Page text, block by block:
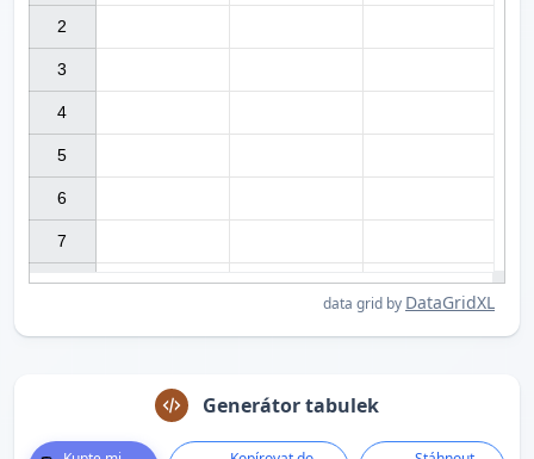
2
3
4
5
6
7
data grid by DataGridXL
Generátor tabulek